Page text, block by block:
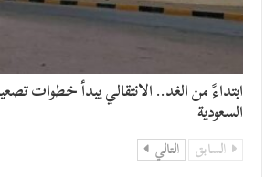
​ابتداءً من الغد.. الانتقالي يبدأ خطوات
السعودية
السابق التالي